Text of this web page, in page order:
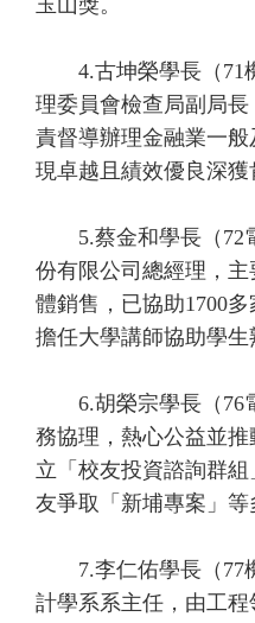
玉山獎。
4.古坤榮學長（71
理委員會檢查局副局
責督導辦理金融業一
現卓越且績效優良深獲
5.蔡金和學長（72
份有限公司總經理，
體銷售，已協助1700
擔任大學講師協助學生
6.胡榮宗學長（76
務協理，熱心公益並
立「校友投資諮詢群
友爭取「新埔專案」等
7.李仁佑學長（77
計學系系主任，由工程